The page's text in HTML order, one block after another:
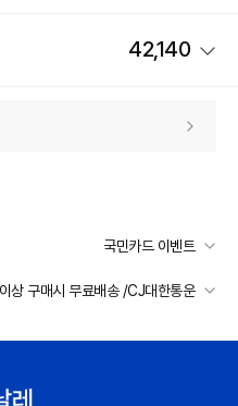
42,140
- 6,860
폰 - 6860
국민카드 이벤트
상 구매시 무료배송 /CJ대한통운